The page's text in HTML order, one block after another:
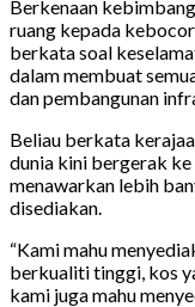
Berkenaan
ruang kepada
berkata soal
dalam membuat
dan pembangunan
Beliau berkata
dunia kini bergerak
menawarkan lebih
disediakan.
“Kami mahu
berkualiti tinggi, kos
kami juga mahu